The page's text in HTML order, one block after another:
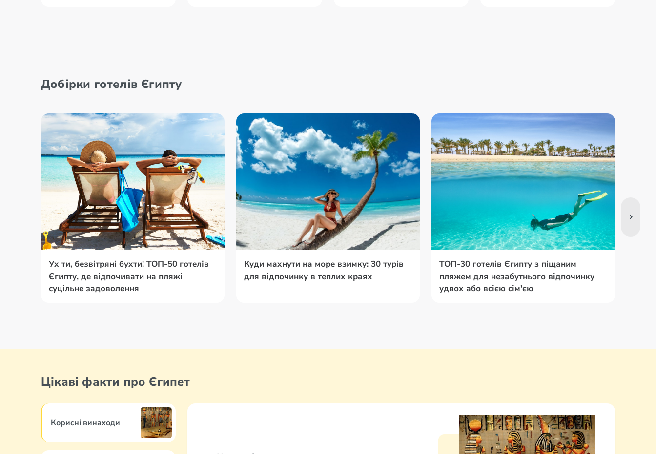
Добірки готелів Єгипту
Ух ти, безвітряні бухти! ТОП-50 готелів
Єгипту, де відпочивати на пляжі
суцільне задоволення
Куди махнути на море взимку: 30 турів
для відпочинку в теплих краях
ТОП-30 готелів Єгипту з піщаним
пляжем для незабутнього відпочинку
удвох або всією сім'єю
Цікаві факти про Єгипет
Корисні винаходи